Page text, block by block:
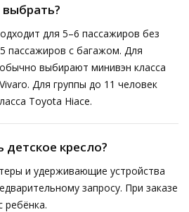
для 5–6 пассажиров без
пассажиров с багажом. Для
выбирают минивэн класса
Для группы до 11 человек
Toyota Hiace.
кресло?
и удерживающие устройства
запросу. При заказе
ребёнка.